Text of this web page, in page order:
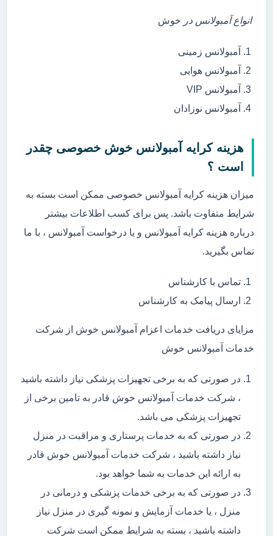
انواع آمبولانس در خوش
آمبولانس زمینی
آمبولانس هوایی
آمبولانس VIP
آمبولانس نوزادان
هزینه کرایه آمبولانس خوش خصوصی چقدر
است ؟
میزان هزینه کرایه آمبولانس خصوصی ممکن است بسته به
شرایط متفاوت باشد. پس برای کسب اطلاعات بیشتر
درباره هزینه کرایه آمبولانس و یا درخواست آمبولانس ، با ما
تماس بگیرید.
تماس با کارشناس
ارسال پیامک به کارشناس
مزایای دریافت خدمات اعزام آمبولانس خوش از شرکت
خدمات آمبولانس خوش
در صورتی که به برخی تجهیزات پزشکی نیاز داشته باشید
، شرکت خدمات آمبولانس خوش قادر به تامین برخی از
تجهیزات پزشکی می باشد.
در صورتی که به خدمات پرستاری و مراقبت در منزل
نیاز داشته باشید ، شرکت خدمات آمبولانس خوش قادر
به ارائه این خدمات به شما خواهد بود.
در صورتی که به برخی خدمات پزشکی و درمانی در
منزل ، یا خدمات آزمایش و نمونه گیری در منزل نیاز
داشته باشید ، بسته به شرایط ممکن است شرکت